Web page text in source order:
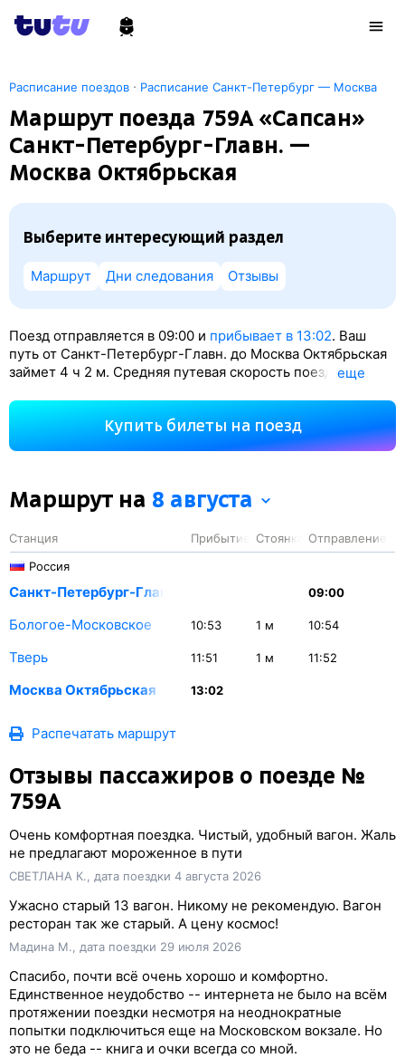
Расписание поездов · Расписание Санкт-Петербург — Москва
Маршрут поезда 759А «Сапсан»
Санкт-Петербург-Главн. —
Москва Октябрьская
Выберите интересующий раздел
Маршрут Дни следования Отзывы
Поезд отправляется в 09:00 и прибывает в 13:02. Ваш
путь от Санкт-Петербург-Главн. до Москва Октябрьская
займет 4 ч 2 м. Средняя путевая скорость поезда — 161
650 км. На этом маршруте будет 2 остановки.
eще
Купить билеты на поезд
Маршрут на 8 августа
Станция Прибытие Стоянка
Отправление
Россия
Санкт-Петербург-Главн. 09:00
Бологое-Московское 10:53 1 м 10:54
Тверь 11:51 1 м 11:52
Москва Октябрьская 13:02
Распечатать маршрут
Отзывы пассажиров о поезде №
759А
Очень комфортная поездка. Чистый, удобный вагон. Жаль
не предлагают мороженное в пути
СВЕТЛАНА К., дата поездки 4 августа 2026
Ужасно старый 13 вагон. Никому не рекомендую. Вагон
ресторан так же старый. А цену космос!
Мадина М., дата поездки 29 июля 2026
Спасибо, почти всё очень хорошо и комфортно.
Единственное неудобство -- интернета не было на всём
протяжении поездки несмотря на неоднократные
попытки подключиться еще на Московском вокзале. Но
это не беда -- книга и очки всегда со мной.